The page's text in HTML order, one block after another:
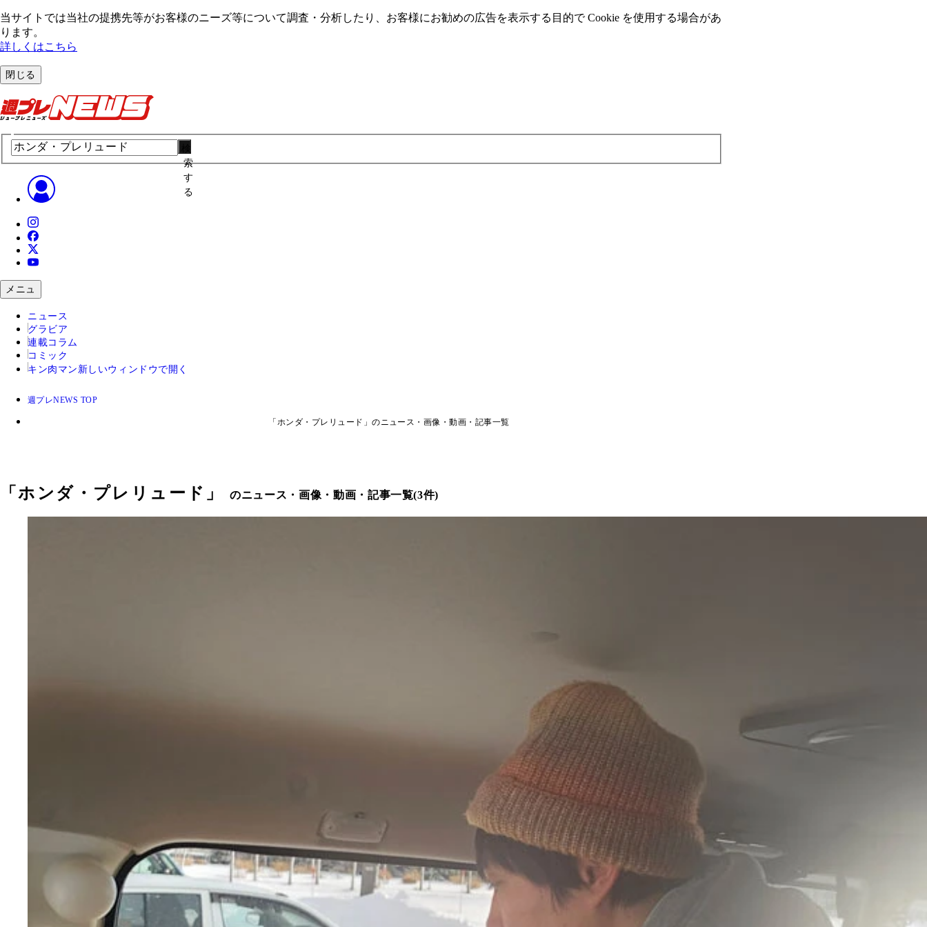
当サイトでは当社の提携先等がお客様のニーズ等について調査・分析したり、お客様にお勧めの広告を表⽰する⽬的で Cookie を使⽤する場合があ
ります。
詳しくはこちら
閉じる
索
す
る
メニュ
ニュース
グラビア
連載コラム
コミック
キン肉マン 新しいウィンドウで開く
週プレNEWS TOP
「ホンダ・プレリュード」のニュース・画像・動画・記事一覧
「ホンダ・プレリュード 」のニュース・画像・動画・記事一覧(3件)